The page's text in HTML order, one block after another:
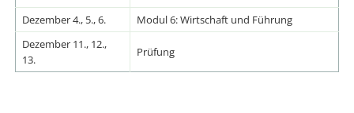
Dezember 4., 5., 6.
Modul 6: Wirtschaft und Führung
Dezember 11., 12.,
13.
Prüfung